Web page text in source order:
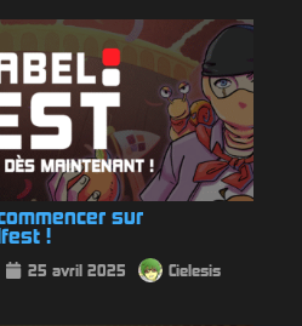
sur
!
25 avril 2025 Cielesis